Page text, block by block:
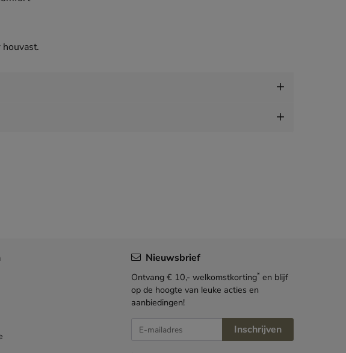
houvast.
Nieuwsbrief
Ontvang € 10,- welkomstkorting* en blijf
op de hoogte van leuke acties en
aanbiedingen!
E-mailadres Inschrijven